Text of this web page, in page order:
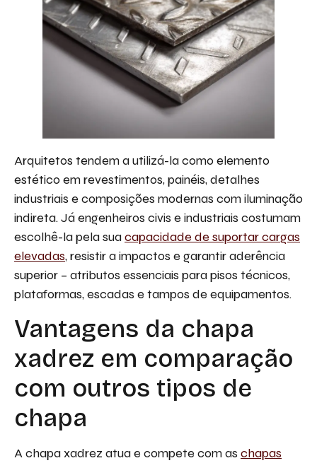
Arquitetos tendem a utilizá-la como elemento
estético em revestimentos, painéis, detalhes
industriais e composições modernas com iluminação
indireta. Já engenheiros civis e industriais costumam
escolhê-la pela suacapacidade de suportar cargas
elevadas, resistir a impactos e garantir aderência
superior – atributos essenciais para pisos técnicos,
plataformas, escadas e tampos de equipamentos.
Vantagens da chapa
xadrez em comparação
com outros tipos de
chapa
A chapa xadrez atua e compete com as chapas